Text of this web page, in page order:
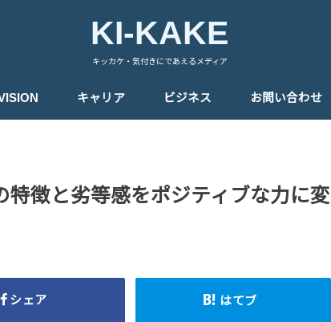
KI-KAKE
キッカケ・気付きにであえるメディア
キャリア ビジネス お問い合わせ
徴と劣等感をポジティブな力に変
シェア はてブ